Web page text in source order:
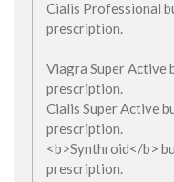
Cialis Professional
prescription.
Viagra Super Active
prescription.
Cialis Super Active
prescription.
<b>Synthroid</b>
prescription.